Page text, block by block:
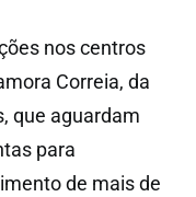
nos centros
Correia, da
que aguardam
para
de mais de